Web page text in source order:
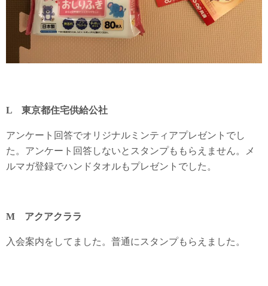
L 東京都住宅供給公社
アンケート回答でオリジナルミンティアプレゼントでし
た。アンケート回答しないとスタンプももらえません。メ
ルマガ登録でハンドタオルもプレゼントでした。
M アクアクララ
入会案内をしてました。普通にスタンプもらえました。